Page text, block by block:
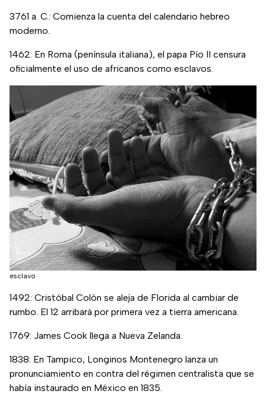
3761 a. C.: Comienza la cuenta del calendario hebreo
moderno.
1462: En Roma (península italiana), el papa Pío II censura
oficialmente el uso de africanos como esclavos.
esclavo
1492: Cristóbal Colón se aleja de Florida al cambiar de
rumbo. El 12 arribará por primera vez a tierra americana.
1769: James Cook llega a Nueva Zelanda.
1838: En Tampico, Longinos Montenegro lanza un
pronunciamiento en contra del régimen centralista que se
había instaurado en México en 1835.